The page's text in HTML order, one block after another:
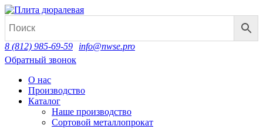
8 (812) 985-69-59
info@nwse.pro
Обратный звонок
О нас
Производство
Каталог
Наше производство
Сортовой металлопрокат